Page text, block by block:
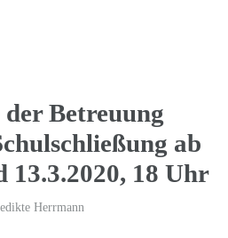
Betreuung
ab
13.3.2020, 18 Uhr
Herrmann